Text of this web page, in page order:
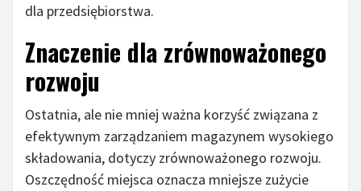
dla przedsiębiorstwa.
Znaczenie dla zrównoważonego
rozwoju
Ostatnia, ale nie mniej ważna korzyść związana z
efektywnym zarządzaniem magazynem wysokiego
składowania, dotyczy zrównoważonego rozwoju.
Oszczędność miejsca oznacza mniejsze zużycie